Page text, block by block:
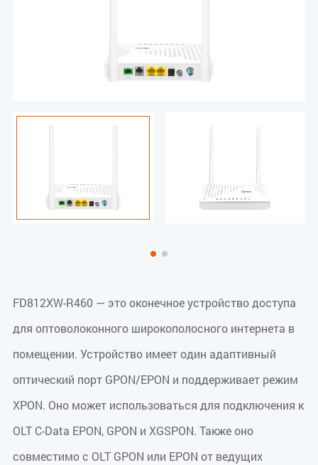
FD812XW-R460 — это оконечное устройство доступа
для оптоволоконного широкополосного интернета в
помещении. Устройство имеет один адаптивный
оптический порт GPON/EPON и поддерживает режим
XPON. Оно может использоваться для подключения к
OLT C-Data EPON, GPON и XGSPON. Также оно
совместимо с OLT GPON или EPON от ведущих